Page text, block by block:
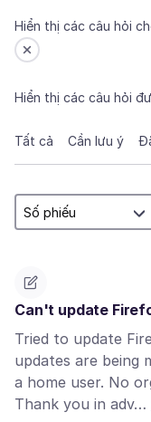
Hiển thị các câu hỏi
Hiển thị các câu hỏi
Tất cả Cần lưu ý
Can't update
Tried to update
updates are being
a home user. No
Thank you in adv…